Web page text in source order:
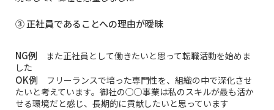
③ 正社員であることへの理由が曖昧
NG例 また正社員として働きたいと思って転職活動を始めま
した
OK例 フリーランスで培った専門性を、組織の中で深化させ
たいと考えています。御社の○○事業は私のスキルが最も活か
せる環境だと感じ、長期的に貢献したいと思っています